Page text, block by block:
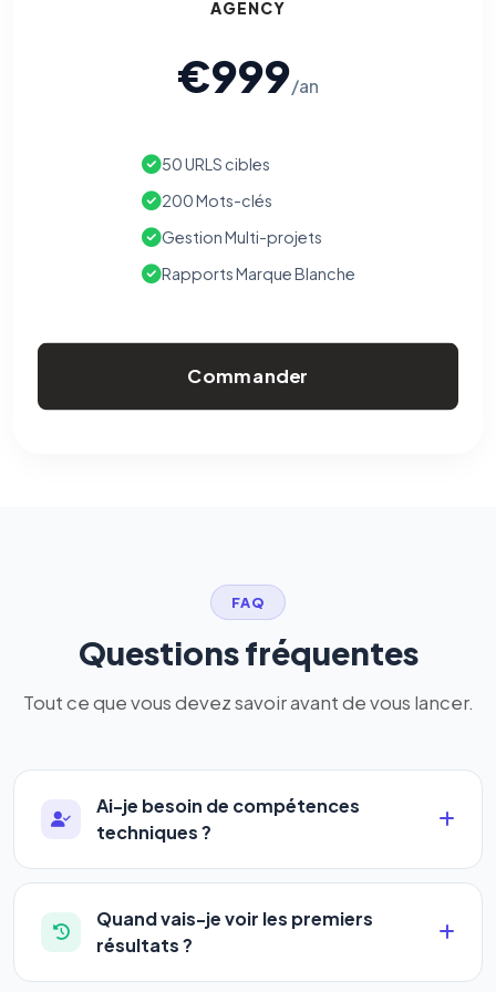
AGENCY
€999/an
50 URLS cibles
200 Mots-clés
Gestion Multi-projets
Rapports Marque Blanche
Commander
FAQ
Questions fréquentes
Tout ce que vous devez savoir avant de vous lancer.
Ai-je besoin de compétences
techniques ?
Absolument pas. Notre logiciel a été conçu pour
être accessible àtous les profils: artisans,
commerçants, auto-entrepreneurs, PME ou
Quand vais-je voir les premiers
résultats ?